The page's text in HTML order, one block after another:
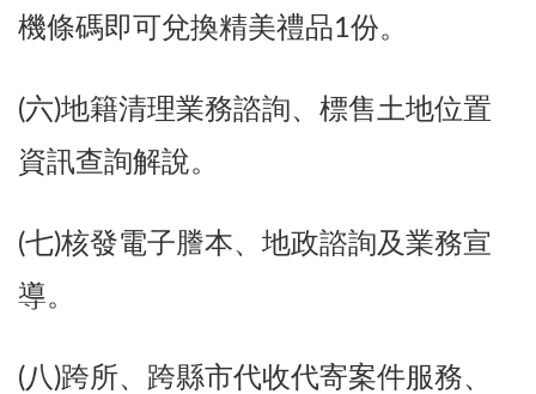
機條碼即可兌換精美禮品1份。
(六)地籍清理業務諮詢、標售土地位置
資訊查詢解說。
(七)核發電子謄本、地政諮詢及業務宣
導。
(八)跨所、跨縣市代收代寄案件服務、